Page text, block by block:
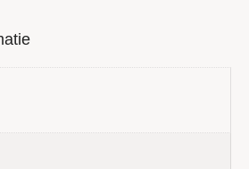
de oude exemplaren zijn
nieuwe set van
te ventileren.
zelf regelt zonder dat je daar